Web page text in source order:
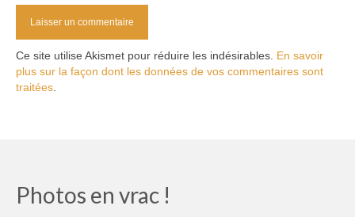
Ce site utilise Akismet pour réduire les indésirables. En savoir
plus sur la façon dont les données de vos commentaires sont
traitées
Photos en vrac !